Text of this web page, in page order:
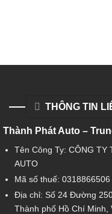
THÔNG TIN
Thành Phát Auto –
Tên Công Ty: CÔNG TY
AUTO
Mã số thuế: 0318866506
Địa chỉ: Số 24 Đường
Thành phố Hồ Chí Minh,